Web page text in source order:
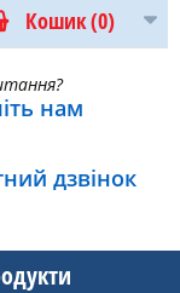
Кошик(0)
нам
дзвінок